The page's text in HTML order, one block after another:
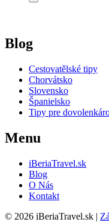
Blog
Cestovatělské tipy
Chorvátsko
Slovensko
Španielsko
Tipy pre
Menu
iBeriaTravel.sk
Blog
O Nás
Kontakt
© 2026 iBeriaTravel.sk |